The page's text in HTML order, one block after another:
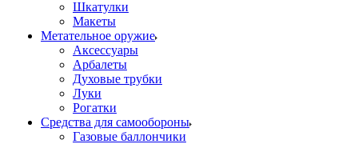
Шкатулки
Макеты
Метательное оружие
Аксессуары
Арбалеты
Духовые трубки
Луки
Рогатки
Средства для самообороны
Газовые баллончики